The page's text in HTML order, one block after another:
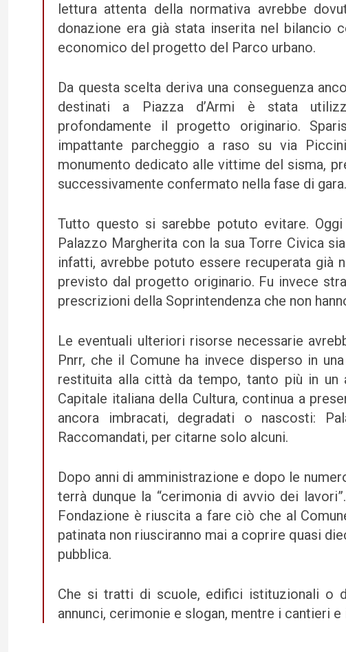
lettura attenta della normativa avrebbe
donazione era già stata inserita nel bilancio
economico del progetto del Parco urbano.
Da questa scelta deriva una conseguenza
destinati a Piazza d’Armi è stata
profondamente il progetto originario.
impattante parcheggio a raso su via
monumento dedicato alle vittime del sisma,
successivamente confermato nella fase di gara.
Tutto questo si sarebbe potuto evitare.
Palazzo Margherita con la sua Torre Civica
infatti, avrebbe potuto essere recuperata già
previsto dal progetto originario. Fu invece
prescrizioni della Soprintendenza che non
Le eventuali ulteriori risorse necessarie
Pnrr, che il Comune ha invece disperso in
restituita alla città da tempo, tanto più in un
Capitale italiana della Cultura, continua a
ancora imbracati, degradati o nascosti:
Raccomandati, per citarne solo alcuni.
Dopo anni di amministrazione e dopo le
terrà dunque la “cerimonia di avvio dei
Fondazione è riuscita a fare ciò che al
patinata non riusciranno mai a coprire quasi
pubblica.
Che si tratti di scuole, edifici istituzionali o
annunci, cerimonie e slogan, mentre i cantieri